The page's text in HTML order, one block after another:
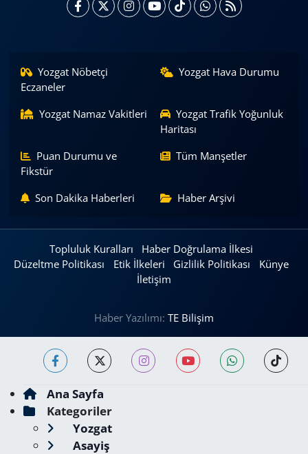
Yozgat Nöbetçi
Eczaneler
Yozgat Hava Durumu
Yozgat Namaz Vakitleri
Yozgat Trafik Yoğunluk
Haritası
Puan Durumu ve
Fikstür
Tüm Manşetler
Son Dakika Haberleri Haber Arşivi
Topluluk Kuralları
Haber Doğrulama İlkesi
Düzeltme Politikası
Etik İlkeleri Gizlilik Politikası
Künye
İletişim
Haber Yazılımı: TE Bilişim
Ana Sayfa
Kategoriler
Yozgat
Asayiş